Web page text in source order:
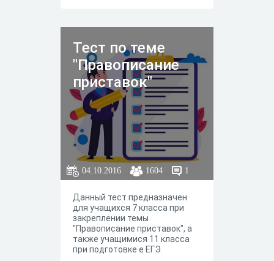
Тест по теме
"Правописание
приставок"
04.10.2016 1604 1
Данный тест предназначен
для учащихся 7 класса при
закреплении темы
"Правописание приставок", а
также учащимися 11 класса
при подготовке е ЕГЭ.